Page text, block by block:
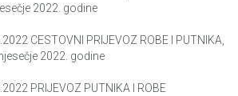
2022. godine
CESTOVNI PRIJEVOZ ROBE I PUTNIKA,
2022. godine
PRIJEVOZ PUTNIKA I ROBE